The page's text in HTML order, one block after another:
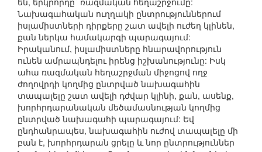
Նախագահական ուղղակի ընտրություններում
իսլամիստների դիրքերը շատ ավելի ուժեղ կլինեն,
քան ներկա համակարգի պարագայում:
Իրականում, իսլամիստները հնարավորություն
ունեն ամրապնդելու իրենց իշխանությունը: Իսկ
ահա ռազմական հեղաշրջման միջոցով ողջ
ժողովրդի կողմից ընտրված նախագահին
տապալելը շատ ավելի դժվար կլինի, քան, ասենք,
խորհրդարանական մեծամասնության կողմից
ընտրված նախագահի պարագայում: Եվ
ընդհանրապես, նախագահին ուժով տապալելը մի
բան է, խորհրդարան ցրելը և նոր ընտրություններ